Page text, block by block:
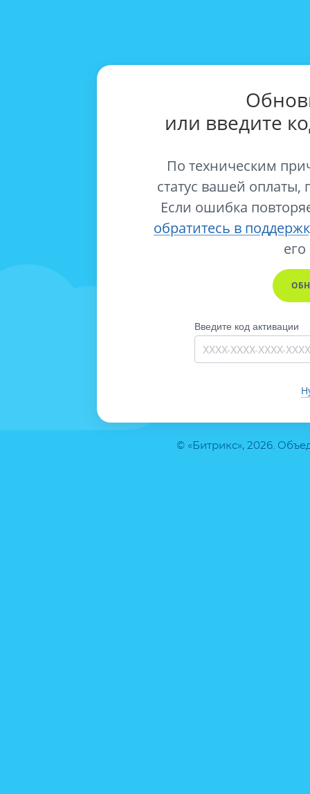
© «Битрикс», 2026.
или введите
По техническим
статус вашей оплаты,
Если ошибка
обратитесь в
его
Введите код активации